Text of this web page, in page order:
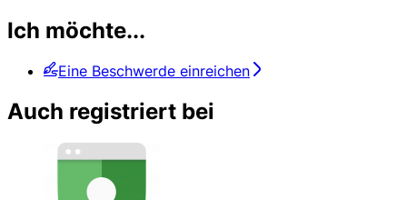
Ich möchte...
Eine Beschwerde einreichen
Auch registriert bei